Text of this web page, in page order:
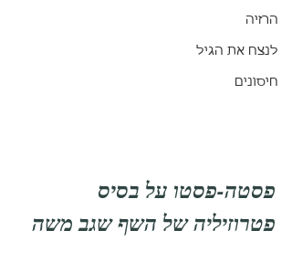
הרזיה
לנצח את הגיל
חיסונים
פסטה-פסטו על בסיס
פטרוזיליה של השף שגב משה